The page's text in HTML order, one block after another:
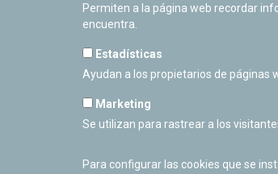
Permiten a la página web recordar
encuentra.
Estadísticas
Ayudan a los propietarios de páginas
Marketing
Se utilizan para rastrear a los
Para configurar las cookies que se